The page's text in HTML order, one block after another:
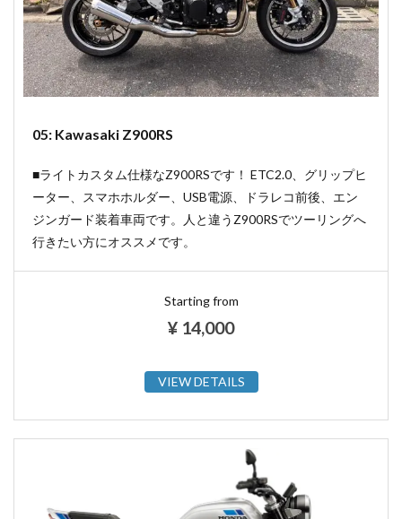
05: Kawasaki Z900RS
■ライトカスタム仕様なZ900RSです！ ETC2.0、グリップヒ
ーター、スマホホルダー、USB電源、ドラレコ前後、エン
ジンガード装着車両です。人と違うZ900RSでツーリングへ
行きたい方にオススメです。
Starting from
¥ 14,000
VIEW DETAILS